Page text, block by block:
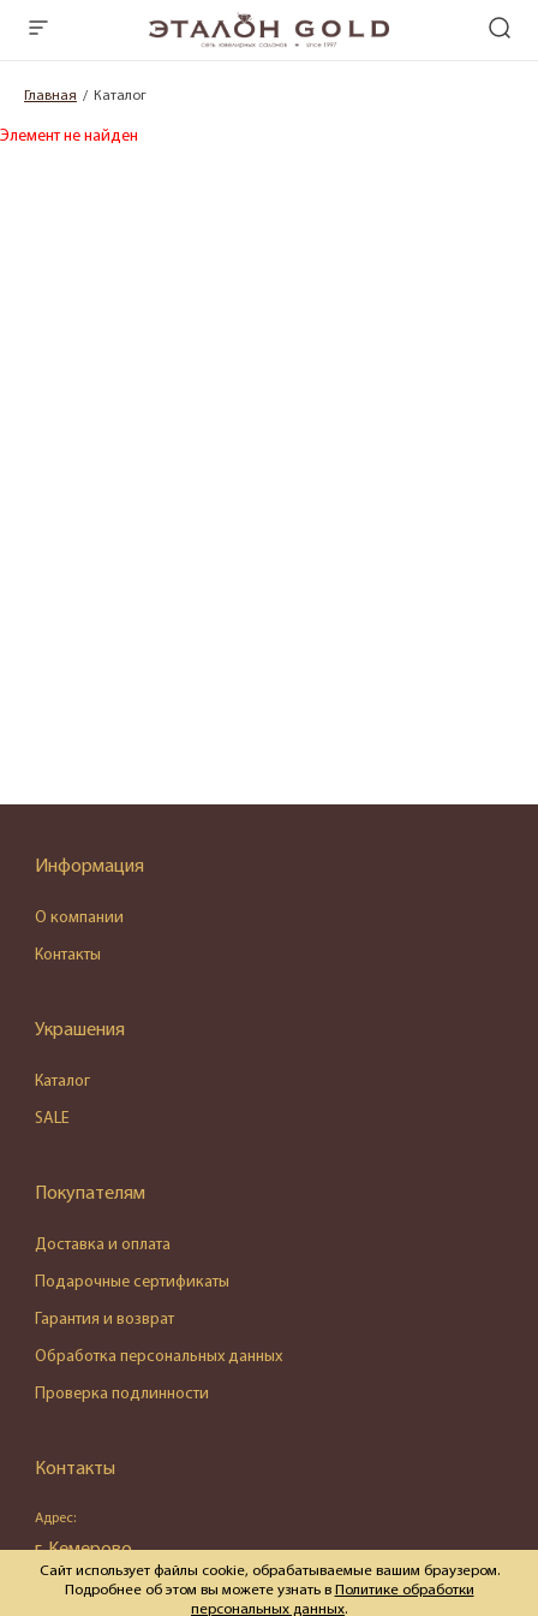
Главная Каталог
Элемент не найден
Информация
О компании
Контакты
Украшения
Каталог
SALE
Покупателям
Доставка и оплата
Подарочные сертификаты
Гарантия и возврат
Обработка персональных данных
Проверка подлинности
Контакты
Адрес:
г. Кемерово,
ул. Весенняя, д. 16, пом. 87
Сайт использует файлы cookie, обрабатываемые вашим браузером.
Подробнее об этом вы можете узнать в Политике обработки
персональных данных.